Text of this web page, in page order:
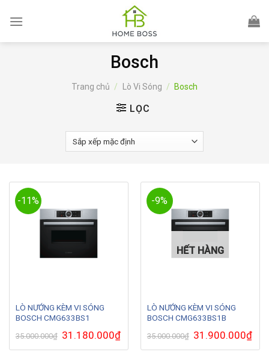
Bosch
Trang chủ / Lò Vi Sóng / Bosch
LỌC
-11%
LÒ NƯỚNG KÈM VI SÓNG
BOSCH CMG633BS1
35.000.000₫ Giá
gốc
là:
31.180.000₫Giá
hiện
tại
-9%
HẾT HÀNG
LÒ NƯỚNG KÈM VI SÓNG
BOSCH CMG633BS1B
35.000.000₫ Giá
gốc
là:
31.900.000₫Giá
hiện
tại